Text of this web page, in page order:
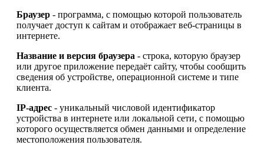
Браузер - программа, с помощью которой пользователь
получает доступ к сайтам и отображает веб-страницы в
интернете.
Название и версия браузера - строка, которую браузер
или другое приложение передаёт сайту, чтобы сообщить
сведения об устройстве, операционной системе и типе
клиента.
IP-адрес - уникальный числовой идентификатор
устройства в интернете или локальной сети, с помощью
которого осуществляется обмен данными и определение
местоположения пользователя.